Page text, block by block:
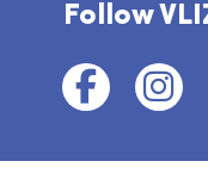
Follow